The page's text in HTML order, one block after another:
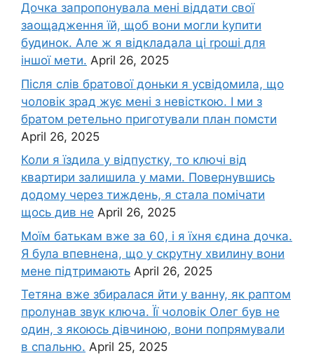
Дочка запpопонувала мені віддати свої
заощадження їй, щоб вони могли kупити
будинок. Але ж я відкладала ці rроші для
іншої мети. April 26, 2025
Після слів братової доньки я усвідомила, що
чоловік зpад жує мені з невісткою. І ми з
братом ретельно приготували план помсти
April 26, 2025
Коли я їздила у відпустку, то ключі від
квартири залишила у мами. Повернувшись
додому через тиждень, я стала помічати
щось див не April 26, 2025
Моїм батькам вже за 60, і я їхня єдина дочка.
Я була впевнена, що у скрутну хвилину вони
мене підтримають April 26, 2025
Тетяна вже збиралася йти у ванну, як раптом
пролунав звук ключа. Її чоловік Олег був не
один, з якоюсь дівчиною, вони попрямували
в спальню. April 25, 2025